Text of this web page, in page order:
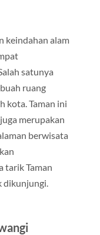
keindahan alam
satunya
ruang
kota. Taman ini
merupakan
berwisata
tarik Taman
dikunjungi.